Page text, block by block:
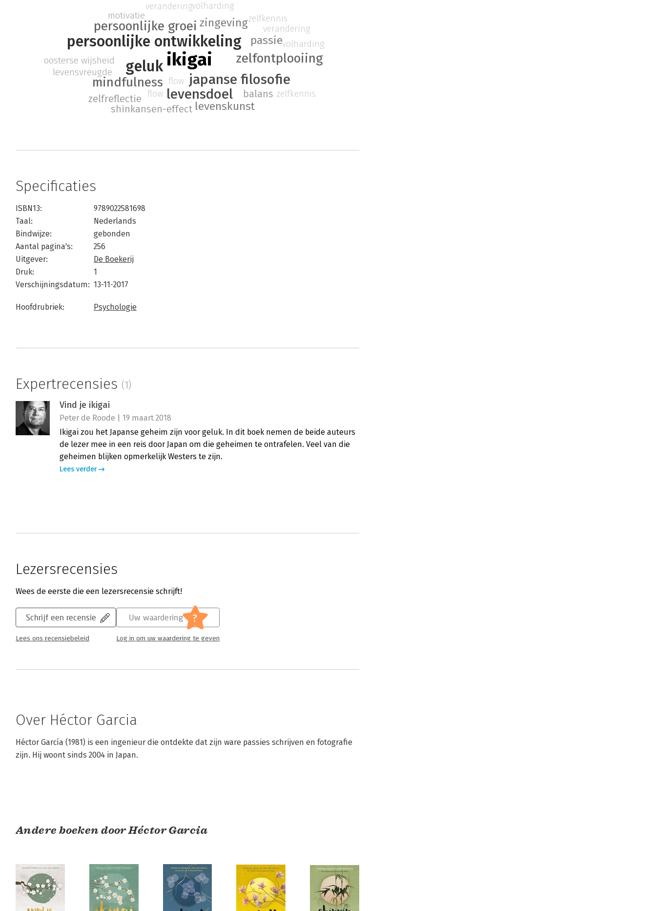
ikigai
geluk
persoonlijke ontwikkeling
japanse filosofie
levensdoel
mindfulness
persoonlijke groei
zelfontplooiing
zingeving
passie
levenskunst
balans
shinkansen-effect
zelfreflectie
levensvreugde
oosterse wijsheid
motivatie
veranderingvolharding
flow
zelfkennis
verandering
volharding
flow zelfkennis
Specificaties
ISBN13:
9789022581698
Taal:
Nederlands
Bindwijze:
gebonden
Aantal pagina's:
256
Uitgever:
De Boekerij
Druk:
1
Verschijningsdatum: 13-11-2017
Hoofdrubriek: Psychologie
Expertrecensies (1)
Vind je ikigai
Peter de Roode | 19 maart 2018
Ikigai zou het Japanse geheim zijn voor geluk. In dit boek nemen de beide auteurs
de lezer mee in een reis door Japan om die geheimen te ontrafelen. Veel van die
geheimen blijken opmerkelijk Westers te zijn.
Lees verder
Lezersrecensies
Wees de eerste die een lezersrecensie schrijft!
Schrijf een recensie
Lees ons recensiebeleid
Uw waardering ?
Log in om uw waardering te geven
Over Héctor Garcia
Héctor García (1981) is een ingenieur die ontdekte dat zijn ware passies schrijven en fotografie
zijn. Hij woont sinds 2004 in Japan.
Andere boeken door Héctor Garcia